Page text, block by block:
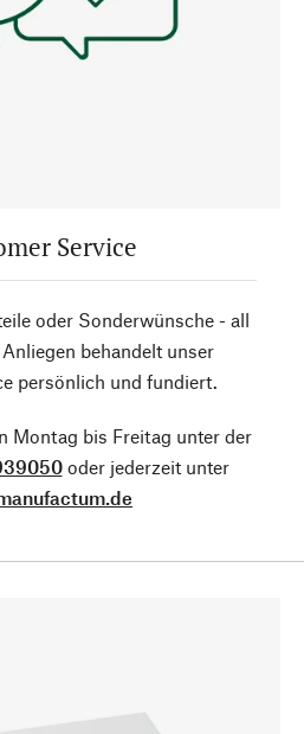
Service
oder Sonderwünsche - all
behandelt unser
persönlich und fundiert.
Montag bis Freitag unter der
oder jederzeit unter